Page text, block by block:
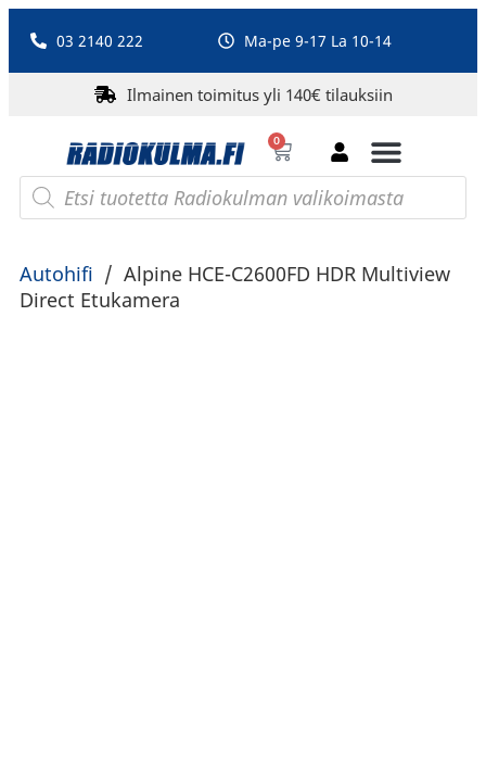
03 2140 222 Ma-pe 9-17 La 10-14
Ilmainen toimitus yli 140€ tilauksiin
0
Autohifi / Alpine HCE-C2600FD HDR Multiview
Direct Etukamera